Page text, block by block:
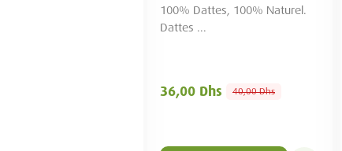
100% Dattes, 100% Naturel.
Dattes ...
36,00 Dhs 40,00 Dhs